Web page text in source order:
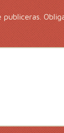
publiceras.